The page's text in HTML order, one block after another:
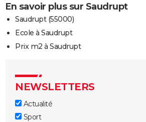
En savoir plus sur Saudrupt
Saudrupt (55000)
Ecole à Saudrupt
Prix m2 à Saudrupt
NEWSLETTERS
Actualité
Sport